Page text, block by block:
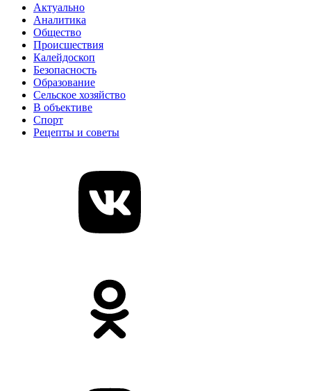
Актуально
Аналитика
Общество
Происшествия
Калейдоскоп
Безопасность
Образование
Сельское хозяйство
В объективе
Спорт
Рецепты и советы